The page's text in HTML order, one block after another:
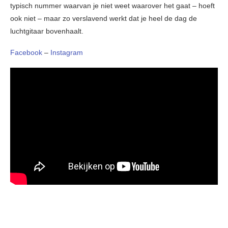
typisch nummer waarvan je niet weet waarover het gaat – hoeft
ook niet – maar zo verslavend werkt dat je heel de dag de
luchtgitaar bovenhaalt.
Facebook – Instagram